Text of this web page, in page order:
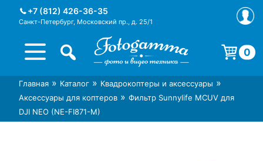
+7 (812) 426-36-35
Санкт-Петербург, Московский пр., д. 25/1
Интернет-магазин фототехники
Foto-Gamma в СПб
Магазин фотоаксессуаров foto-
gamma.ru
0
Корзина пуста.
Главная » Каталог » Квадрокоптеры и аксессуары »
Аксессуары для коптеров » Фильтр Sunnylife MCUV для
DJI NEO (NE-FI871-M)